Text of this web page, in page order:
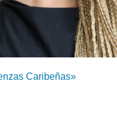
Caribeñas»